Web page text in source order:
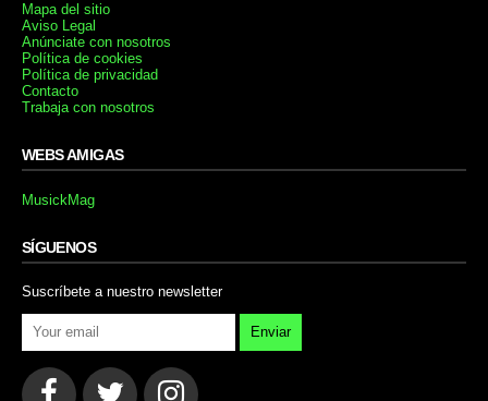
Mapa del sitio
Aviso Legal
Anúnciate con nosotros
Política de cookies
Política de privacidad
Contacto
Trabaja con nosotros
WEBS AMIGAS
MusickMag
SÍGUENOS
Suscríbete a nuestro newsletter
Enviar